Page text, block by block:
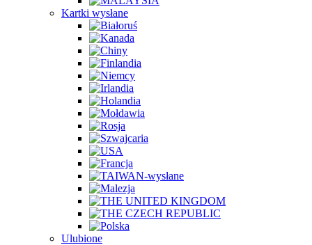
Kartki wysłane
Ulubione